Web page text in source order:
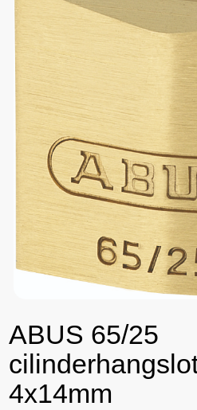
ABUS 65/25
4x14mm